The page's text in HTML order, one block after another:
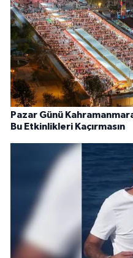
Pazar Günü
Bu Etkinlikleri Kaçırmasın